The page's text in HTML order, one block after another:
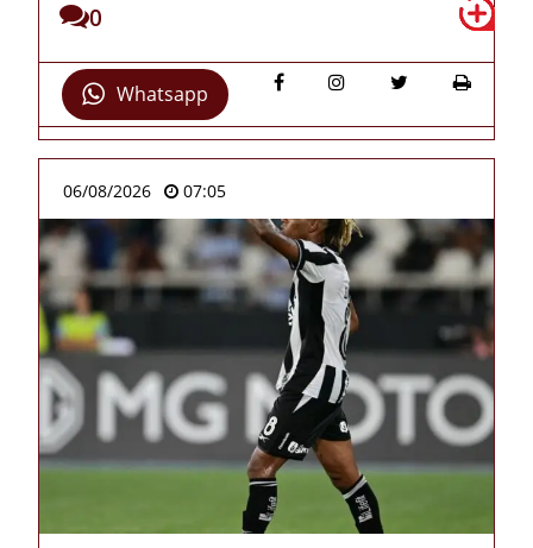
0
Whatsapp
06/08/2026 07:05